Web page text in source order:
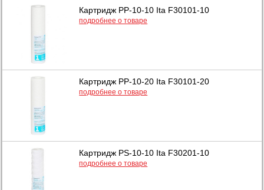
Картридж PP-10-10 Ita F30101-10
подробнее о товаре
Картридж PP-10-20 Ita F30101-20
подробнее о товаре
Картридж PS-10-10 Ita F30201-10
подробнее о товаре